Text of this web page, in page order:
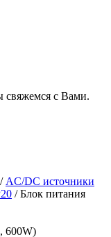
свяжемся с Вами.
/ AC/DC источники
/ Блок питания